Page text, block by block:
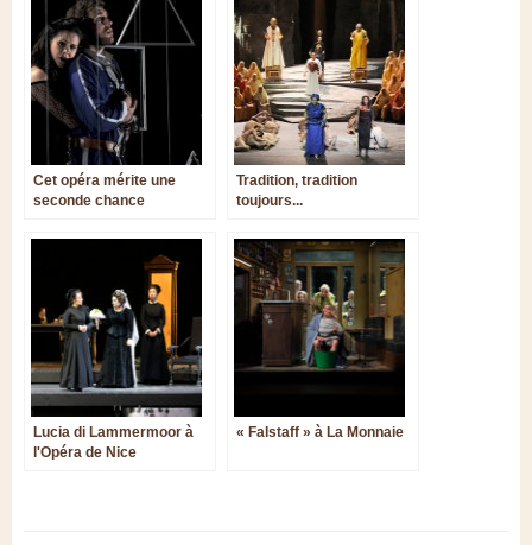
Cet opéra mérite une
seconde chance
Tradition, tradition
toujours...
Lucia di Lammermoor à
l'Opéra de Nice
« Falstaff » à La Monnaie